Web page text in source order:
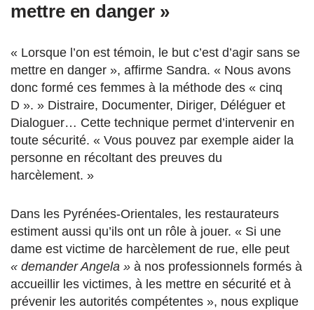
mettre en danger »
« Lorsque l’on est témoin, le but c’est d’agir sans se
mettre en danger », affirme Sandra. « Nous avons
donc formé ces femmes à la méthode des « cinq
D ». » Distraire, Documenter, Diriger, Déléguer et
Dialoguer… Cette technique permet d’intervenir en
toute sécurité. « Vous pouvez par exemple aider la
personne en récoltant des preuves du
harcèlement. »
Dans les Pyrénées-Orientales, les restaurateurs
estiment aussi qu’ils ont un rôle à jouer. « Si une
dame est victime de harcèlement de rue, elle peut
« demander Angela » à nos professionnels formés à
accueillir les victimes, à les mettre en sécurité et à
prévenir les autorités compétentes », nous explique